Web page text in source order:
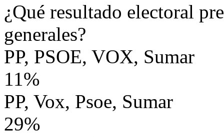
¿Qué resultado electoral
generales?
PP, PSOE, VOX, Sumar
11%
PP, Vox, Psoe, Sumar
29%